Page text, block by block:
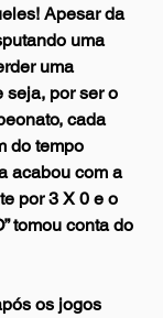
Apesar da
uma
uma
seja, por ser o
cada
do tempo
acabou com a
por 3 X 0 e o
tomou conta do
os jogos